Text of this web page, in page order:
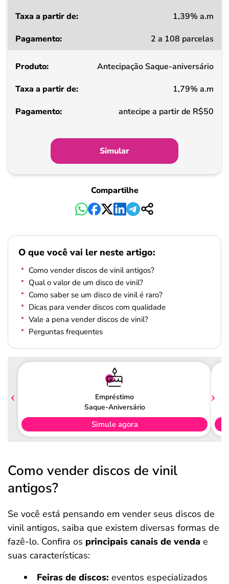
a
de
Pagamento
1,39% a.m
2 a 108 parcelas
Antecipação Saque-aniversário
1,79% a.m
antecipe a partir de R$50
Simular
Compartilhe
O que você vai ler neste artigo:
Como vender discos de vinil antigos?
Qual o valor de um disco de vinil?
Como saber se um disco de vinil é raro?
Dicas para vender discos com qualidade
Vale a pena vender discos de vinil?
Perguntas frequentes
Empréstimo
Saque-Aniversário
Simule agora
Como vender discos de vinil
antigos?
Se você está pensando em vender seus discos de
vinil antigos, saiba que existem diversas formas de
fazê-lo. Confira os principais canais de venda e
suas características:
Feiras de discos: eventos especializados